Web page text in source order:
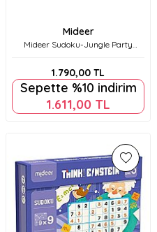
Mideer
Mideer Sudoku-Jungle Party
1.790,00 TL
Sepette %10 indirim
1.611,00 TL